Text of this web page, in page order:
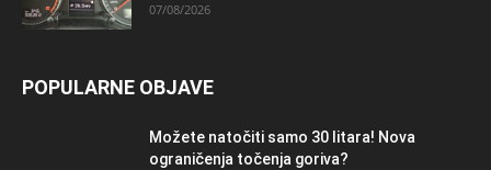
07/08/2026
POPULARNE OBJAVE
Možete natočiti samo 30 litara! Nova
ograničenja točenja goriva?